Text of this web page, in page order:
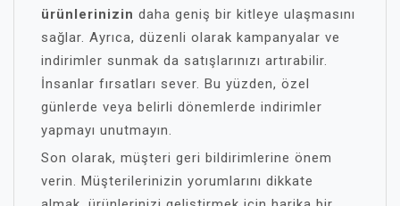
ürünlerinizin daha geniş bir kitleye ulaşmasını
sağlar. Ayrıca, düzenli olarak kampanyalar ve
indirimler sunmak da satışlarınızı artırabilir.
İnsanlar fırsatları sever. Bu yüzden, özel
günlerde veya belirli dönemlerde indirimler
yapmayı unutmayın.
Son olarak, müşteri geri bildirimlerine önem
verin. Müşterilerinizin yorumlarını dikkate